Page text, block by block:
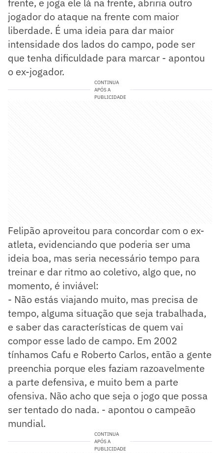
frente, e joga ele lá na frente, abriria outro
jogador do ataque na frente com maior
liberdade. É uma ideia para dar maior
intensidade dos lados do campo, pode ser
que tenha dificuldade para marcar - apontou
o ex-jogador.
CONTINUA
APÓS A
PUBLICIDADE
Felipão aproveitou para concordar com o ex-
atleta, evidenciando que poderia ser uma
ideia boa, mas seria necessário tempo para
treinar e dar ritmo ao coletivo, algo que, no
momento, é inviável:
- Não estás viajando muito, mas precisa de
tempo, alguma situação que seja trabalhada,
e saber das características de quem vai
compor esse lado de campo. Em 2002
tínhamos Cafu e Roberto Carlos, então a gente
preenchia porque eles faziam razoavelmente
a parte defensiva, e muito bem a parte
ofensiva. Não acho que seja o jogo que possa
ser tentado do nada. - apontou o campeão
mundial.
CONTINUA
APÓS A
PUBLICIDADE